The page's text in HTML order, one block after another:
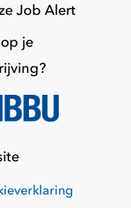
Job Alert
op je